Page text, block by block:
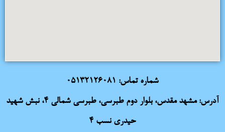
شماره تماس: 05132126081
آدرس: مشهد مقدس، بلوار دوم طبرسی، طبرسی شمالی 4، نبش شهید
حیدری نسب 4